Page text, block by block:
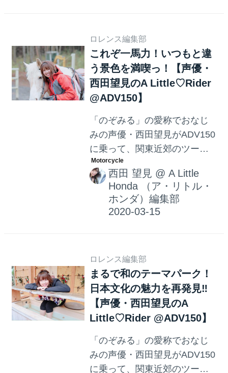
ロレンス編集部
これぞ一馬力！いつもと違
う景色を満喫っ！【声優・
西田望見のA Little♡Rider
@ADV150】
「のぞみる」の愛称でおなじ
みの声優・西田望見がADV150
に乗って、関東近郊のツーリ
ングスポットをご紹介。小江
戸 川越を後にし、向かった先
はあの動物と触れ合える場所
へ。心を通わせるのはけっこ
西田 望見 @ A Little
Honda （ア・リトル・
ホンダ）編集部
ロレンス編集部
まるで和のテーマパーク！
日本文化の魅力を再発見‼︎
【声優・西田望見のA
Little♡Rider @ADV150】
「のぞみる」の愛称でおなじ
みの声優・西田望見がADV150
に乗って、関東近郊のツーリ